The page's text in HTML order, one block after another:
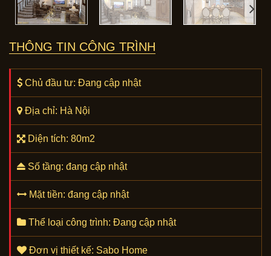
THÔNG TIN CÔNG TRÌNH
Chủ đầu tư: Đang cập nhật
Địa chỉ: Hà Nội
Diện tích: 80m2
Số tầng: đang cập nhật
Mặt tiền: đang cập nhật
Thể loại công trình: Đang cập nhật
Đơn vị thiết kế: Sabo Home